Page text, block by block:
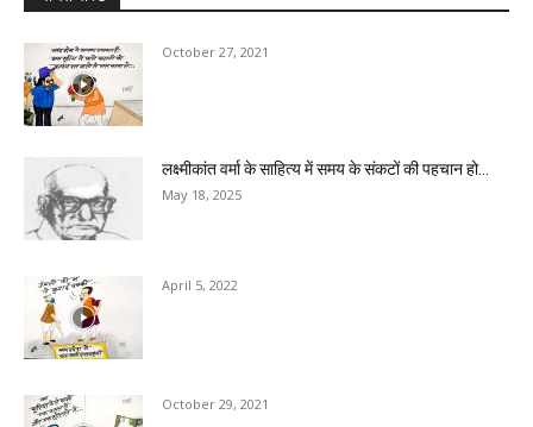
October 27, 2021
लक्ष्मीकांत वर्मा के साहित्य में समय के संकटों की पहचान हो...
May 18, 2025
April 5, 2022
October 29, 2021